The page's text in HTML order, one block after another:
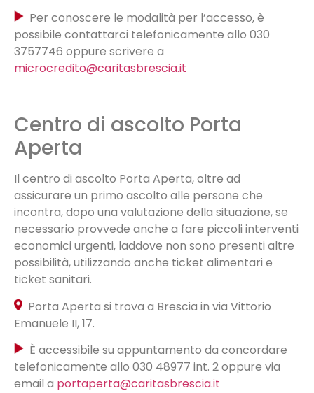
Per conoscere le modalità per l’accesso, è
possibile contattarci telefonicamente allo 030
3757746 oppure scrivere a
microcredito@caritasbrescia.it
Centro di ascolto Porta
Aperta
Il centro di ascolto Porta Aperta, oltre ad
assicurare un primo ascolto alle persone che
incontra, dopo una valutazione della situazione, se
necessario provvede anche a fare piccoli interventi
economici urgenti, laddove non sono presenti altre
possibilità, utilizzando anche ticket alimentari e
ticket sanitari.
Porta Aperta si trova a Brescia in via Vittorio
Emanuele II, 17.
È accessibile su appuntamento da concordare
telefonicamente allo 030 48977 int. 2 oppure via
email a portaperta@caritasbrescia.it